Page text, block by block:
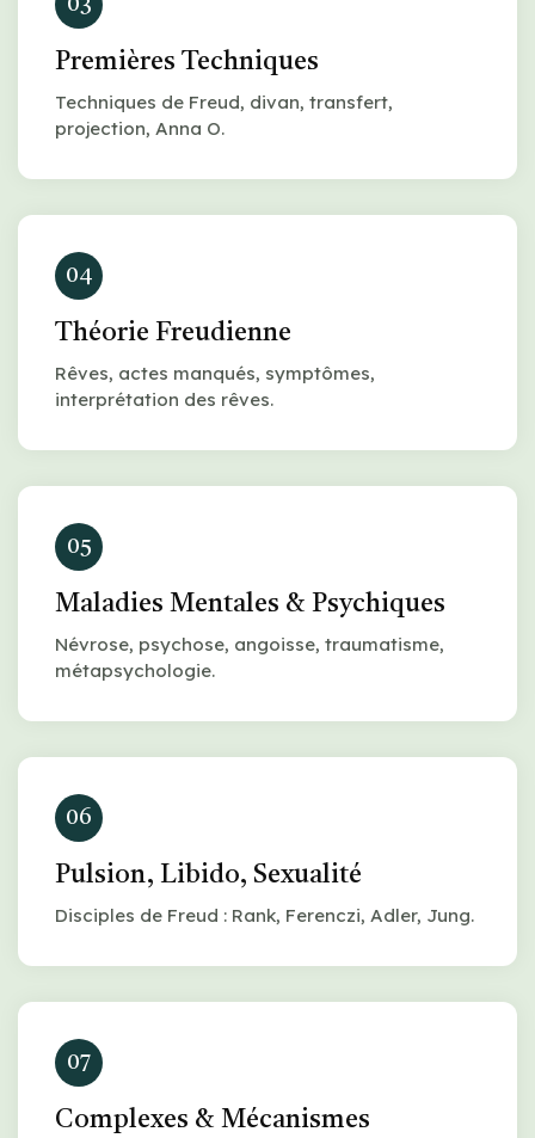
03
Premières Techniques
Techniques de Freud, divan, transfert,
projection, Anna O.
04
Théorie Freudienne
Rêves, actes manqués, symptômes,
interprétation des rêves.
05
Maladies Mentales & Psychiques
Névrose, psychose, angoisse, traumatisme,
métapsychologie.
06
Pulsion, Libido, Sexualité
Disciples de Freud : Rank, Ferenczi, Adler, Jung.
07
Complexes & Mécanismes